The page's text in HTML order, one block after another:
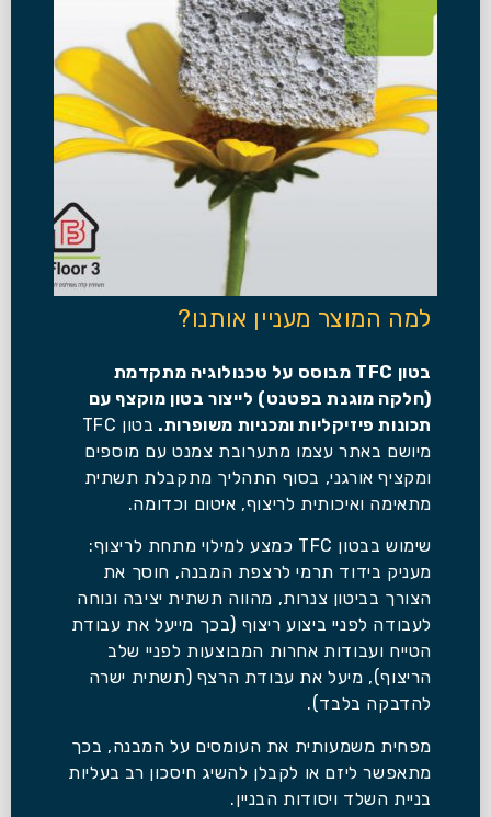
למה המוצר מעניין אותנו?
בטון TFC מבוסס על טכנולוגיה מתקדמת
(חלקה מוגנת בפטנט) לייצור בטון מוקצף עם
תכונות פיזיקליות ומכניות משופרות.
בטון TFC
מיושם באתר עצמו מתערובת צמנט עם מוספים
ומקציף אורגני, בסוף התהליך מתקבלת תשתית
מתאימה ואיכותית לריצוף, איטום וכדומה.
שימוש בבטון TFC כמצע למילוי מתחת לריצוף:
מעניק בידוד תרמי לרצפת המבנה, חוסך את
הצורך בביטון צנרות, מהווה תשתית יציבה ונוחה
לעבודה לפניי ביצוע ריצוף (בכך מייעל את עבודת
הטייח ועבודות אחרות המבוצעות לפניי שלב
הריצוף), מיעל את עבודת הרצף (תשתית ישרה
להדבקה בלבד).
מפחית משמעותית את העומסים על המבנה, בכך
מתאפשר ליזם או לקבלן להשיג חיסכון רב בעליות
בניית השלד ויסודות הבניין.